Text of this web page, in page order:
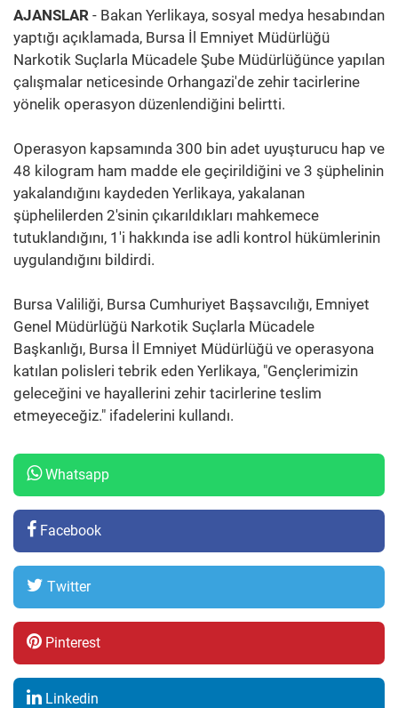
AJANSLAR - Bakan Yerlikaya, sosyal medya hesabından
yaptığı açıklamada, Bursa İl Emniyet Müdürlüğü
Narkotik Suçlarla Mücadele Şube Müdürlüğünce yapılan
çalışmalar neticesinde Orhangazi'de zehir tacirlerine
yönelik operasyon düzenlendiğini belirtti.
Operasyon kapsamında 300 bin adet uyuşturucu hap ve
48 kilogram ham madde ele geçirildiğini ve 3 şüphelinin
yakalandığını kaydeden Yerlikaya, yakalanan
şüphelilerden 2'sinin çıkarıldıkları mahkemece
tutuklandığını, 1'i hakkında ise adli kontrol hükümlerinin
uygulandığını bildirdi.
Bursa Valiliği, Bursa Cumhuriyet Başsavcılığı, Emniyet
Genel Müdürlüğü Narkotik Suçlarla Mücadele
Başkanlığı, Bursa İl Emniyet Müdürlüğü ve operasyona
katılan polisleri tebrik eden Yerlikaya, "Gençlerimizin
geleceğini ve hayallerini zehir tacirlerine teslim
etmeyeceğiz." ifadelerini kullandı.
Whatsapp
Facebook
Twitter
Pinterest
Linkedin